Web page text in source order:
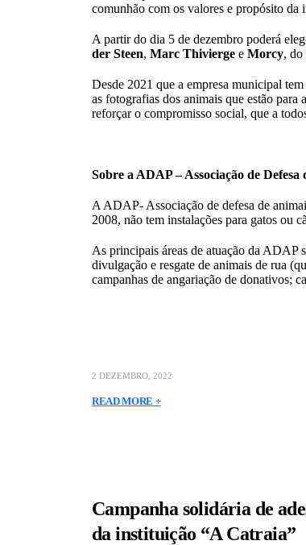
comunhão com os valores e propósito
A partir do dia 5 de dezembro poderá
der Steen, Marc Thivierge e Morcy, do
Desde 2021 que a empresa municipal
as fotografias dos animais que estão
reforçar o compromisso social, que a
Sobre a ADAP – Associação de
A ADAP- Associação de defesa de
2008, não tem instalações para gatos ou
As principais áreas de atuação da ADAP
divulgação e resgate de animais de rua
campanhas de angariação de donativos;
2 DEZEMBRO, 2022
READ MORE +
Campanha solidária de
da instituição “A Catraia”